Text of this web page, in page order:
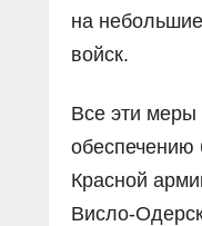
на
войск.
Все эти меры
обеспечению
Красной
Висло-